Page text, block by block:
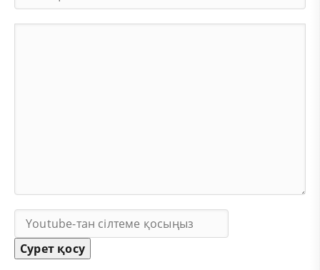
Сурет қосу